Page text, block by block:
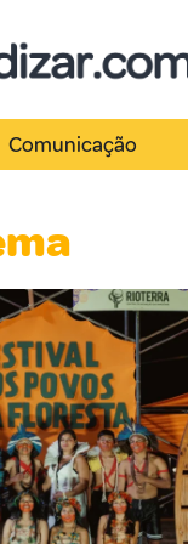
Comunicação